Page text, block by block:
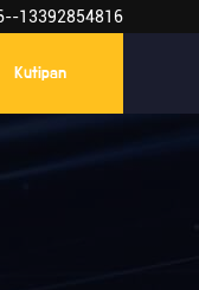
13392854816
Kutipan